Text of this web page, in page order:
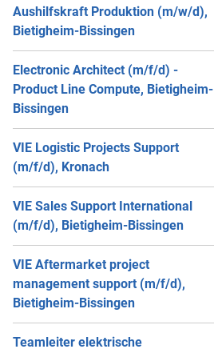
Aushilfskraft Produktion (m/w/d),
Bietigheim-Bissingen
Electronic Architect (m/f/d) -
Product Line Compute, Bietigheim-
Bissingen
VIE Logistic Projects Support
(m/f/d), Kronach
VIE Sales Support International
(m/f/d), Bietigheim-Bissingen
VIE Aftermarket project
management support (m/f/d),
Bietigheim-Bissingen
Teamleiter elektrische